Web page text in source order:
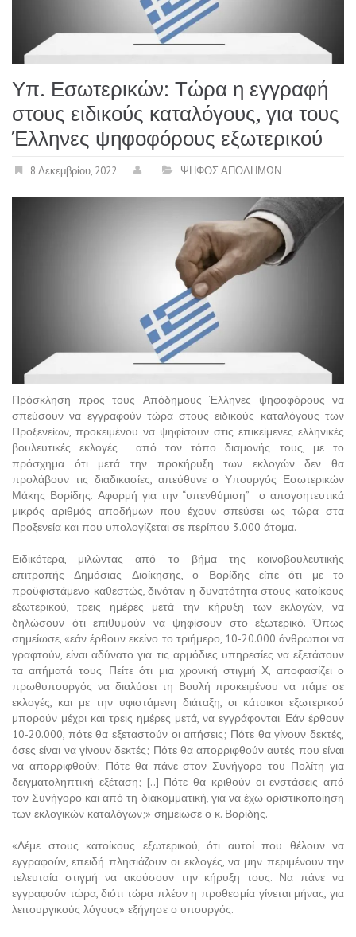
Υπ. Εσωτερικών: Τώρα η εγγραφή
στους ειδικούς καταλόγους, για τους
Έλληνες ψηφοφόρους εξωτερικού
8 Δεκεμβρίου, 2022 ΨΗΦΟΣ ΑΠΟΔΗΜΩΝ
Πρόσκληση προς τους Απόδημους Έλληνες ψηφοφόρους να
σπεύσουν να εγγραφούν τώρα στους ειδικούς καταλόγους των
Προξενείων, προκειμένου να ψηφίσουν στις επικείμενες ελληνικές
βουλευτικές εκλογές από τον τόπο διαμονής τους, με το
πρόσχημα ότι μετά την προκήρυξη των εκλογών δεν θα
προλάβουν τις διαδικασίες, απεύθυνε ο Υπουργός Εσωτερικών
Μάκης Βορίδης. Αφορμή για την “υπενθύμιση” ο απογοητευτικά
μικρός αριθμός αποδήμων που έχουν σπεύσει ως τώρα στα
Προξενεία και που υπολογίζεται σε περίπου 3.000 άτομα.
Ειδικότερα, μιλώντας από το βήμα της κοινοβουλευτικής
επιτροπής Δημόσιας Διοίκησης, ο Βορίδης είπε ότι με το
προϋφιστάμενο καθεστώς, δινόταν η δυνατότητα στους κατοίκους
εξωτερικού, τρεις ημέρες μετά την κήρυξη των εκλογών, να
δηλώσουν ότι επιθυμούν να ψηφίσουν στο εξωτερικό. Όπως
σημείωσε, «εάν έρθουν εκείνο το τριήμερο, 10-20.000 άνθρωποι να
γραφτούν, είναι αδύνατο για τις αρμόδιες υπηρεσίες να εξετάσουν
τα αιτήματά τους. Πείτε ότι μια χρονική στιγμή Χ, αποφασίζει ο
πρωθυπουργός να διαλύσει τη Βουλή προκειμένου να πάμε σε
εκλογές, και με την υφιστάμενη διάταξη, οι κάτοικοι εξωτερικού
μπορούν μέχρι και τρεις ημέρες μετά, να εγγράφονται. Εάν έρθουν
10-20.000, πότε θα εξεταστούν οι αιτήσεις; Πότε θα γίνουν δεκτές,
όσες είναι να γίνουν δεκτές; Πότε θα απορριφθούν αυτές που είναι
να απορριφθούν; Πότε θα πάνε στον Συνήγορο του Πολίτη για
δειγματοληπτική εξέταση; [..] Πότε θα κριθούν οι ενστάσεις από
τον Συνήγορο και από τη διακομματική, για να έχω οριστικοποίηση
των εκλογικών καταλόγων;» σημείωσε ο κ. Βορίδης.
«Λέμε στους κατοίκους εξωτερικού, ότι αυτοί που θέλουν να
εγγραφούν, επειδή πλησιάζουν οι εκλογές, να μην περιμένουν την
τελευταία στιγμή να ακούσουν την κήρυξη τους. Να πάνε να
εγγραφούν τώρα, διότι τώρα πλέον η προθεσμία γίνεται μήνας, για
λειτουργικούς λόγους» εξήγησε ο υπουργός.